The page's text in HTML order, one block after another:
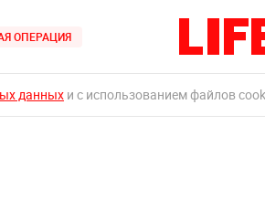
ОПЕРАЦИЯ
данных и с использованием файлов